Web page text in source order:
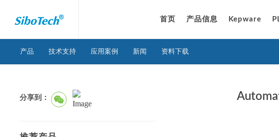
首页 产品信息 Kepware
产品 技术支持 应用案例 新闻 资料下载
分享到：